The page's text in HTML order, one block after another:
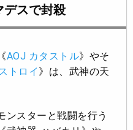
デスで封殺
AOJ カタストル》やそ
トロイ 》は、武神の天
ンスターと戦闘を行う